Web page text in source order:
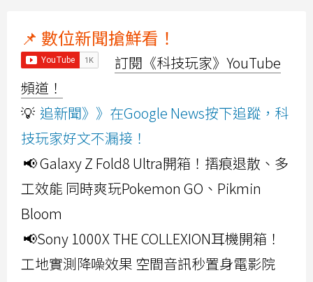
📌 數位新聞搶鮮看！
訂閱《科技玩家》YouTube
頻道！
💡 追新聞》》在Google News按下追蹤，科
技玩家好文不漏接！
📢 Galaxy Z Fold8 Ultra開箱！摺痕退散、多
工效能 同時爽玩Pokemon GO、Pikmin
Bloom
📢Sony 1000X THE COLLEXION耳機開箱！
工地實測降噪效果 空間音訊秒置身電影院